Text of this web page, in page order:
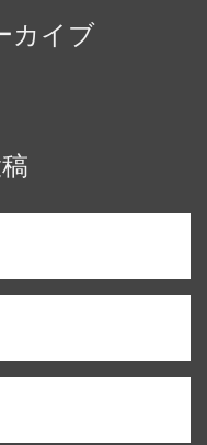
カイブ